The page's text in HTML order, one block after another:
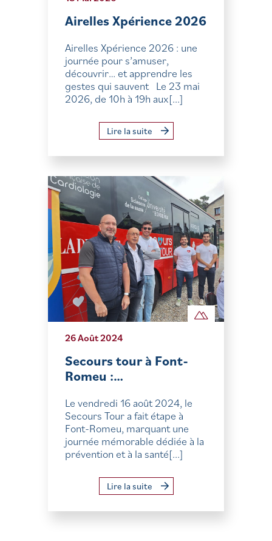
Airelles Xpérience 2026
Airelles Xpérience 2026 : une
journée pour s’amuser,
découvrir… et apprendre les
gestes qui sauvent Le 23 mai
2026, de 10h à 19h aux[...]
Lire la suite
26 Août 2024
Secours tour à Font-
Romeu :…
Le vendredi 16 août 2024, le
Secours Tour a fait étape à
Font-Romeu, marquant une
journée mémorable dédiée à la
prévention et à la santé[...]
Lire la suite